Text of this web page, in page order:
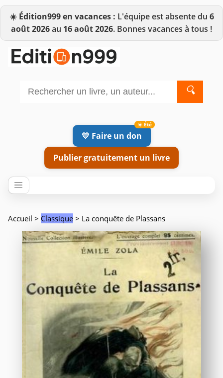
☀️ Édition999 en vacances : L'équipe est absente du 6
août 2026au 16 août 2026. Bonnes vacances à tous !
🔍
💛 Faire un don
Publier gratuitement un livre
Accueil > Classique > La conquête de Plassans